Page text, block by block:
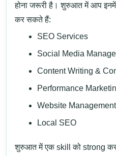
होना जरूरी है। शुरुआत में आप
कर सकते हैं:
SEO Services
Social Media
Content Writing &
Performance
Website
Local SEO
शुरुआत में एक skill को strong